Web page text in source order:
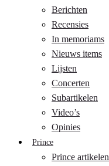
Berichten
Recensies
In memoriams
Nieuws items
Lijsten
Concerten
Subartikelen
Video’s
Opinies
Prince
Prince artikelen